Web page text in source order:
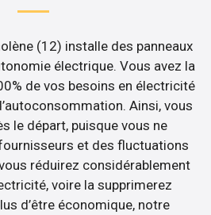
(12) installe des panneaux
électrique. Vous avez la
de vos besoins en électricité
Ainsi, vous
le départ, puisque vous ne
et des fluctuations
réduirez considérablement
voire la supprimerez
d’être économique, notre